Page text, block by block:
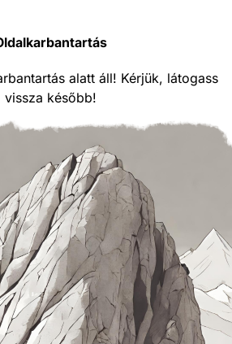
alatt áll! Kérjük, látogass
vissza később!